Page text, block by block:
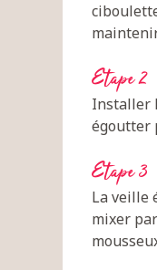
Etape 2
Installer
égoutter
Etape 3
La veille
mixer